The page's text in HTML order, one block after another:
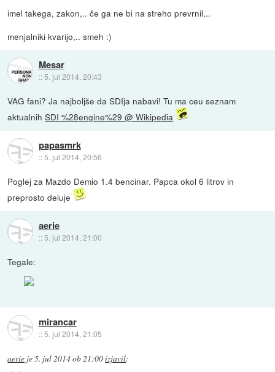
imel takega, zakon,.. če ga ne bi na streho prevrnil,..
menjalniki kvarijo,.. smeh :)
Mesar
:: 5. jul 2014, 20:43
VAG fani? Ja najboljše da SDIja nabavi! Tu ma ceu seznam
aktualnihSDI %28engine%29 @ Wikipedia
papasmrk
::5. jul 2014, 20:56
Poglej za Mazdo Demio 1.4 bencinar. Papca okol 6 litrov in
preprosto deluje
aerie
:: 5. jul 2014, 21:00
Tegale:
mirancar
::5. jul 2014, 21:05
aerie je5. jul 2014 ob 21:00izjavil: